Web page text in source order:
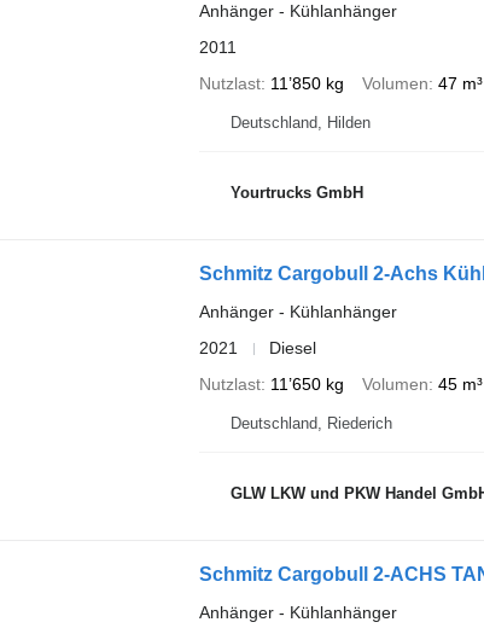
Anhänger - Kühlanhänger
2011
Nutzlast 11’850 kg Volumen 47 m³
Deutschland, Hilden
Yourtrucks GmbH
Schmitz Cargobull 2-Achs
Anhänger - Kühlanhänger
2021
Diesel
Nutzlast 11’650 kg Volumen 45 m³
Deutschland, Riederich
GLW LKW und PKW Handel
Schmitz Cargobull 2-ACHS
Anhänger - Kühlanhänger